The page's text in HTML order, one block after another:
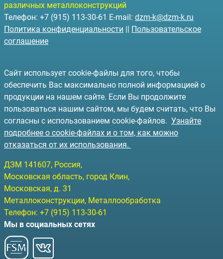
различных металлоконструкций
Телефон: +7 (915) 113-30-61 E-mail: dzm-k@dzm-k.ru
Политика конфиденциальности || Пользовательское
соглашение
Сайт использует cookie-файлы для того, чтобы
обеспечить Вас максимально полной информацией о
продукции на нашем сайте. Если Вы продолжите
пользоваться нашим сайтом, мы будем считать, что Вы
согласны с использованием cookie-файлов. Узнайте
подробнее о cookie-файлах и о том, как можно
отказаться от их использования.
ДЗМ 141607, Россия,
Московская область, город Клин,
Московская, д. 31
Металлоконструкции, Металлообработка
Телефон: +7 (915) 113-30-61
Мы в социальных сетях